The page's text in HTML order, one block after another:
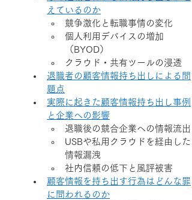
えているのか
競争激化と転職事情の変化
個人利用デバイスの増加
（BYOD）
クラウド・共有ツールの浸透
退職者の顧客情報持ち出しによる問
題点
実際に起きた顧客情報持ち出し事例
と企業への影響
退職後の競合企業への情報流出
USBや私用クラウドを経由した
情報漏洩
社内信頼の低下と風評被害
顧客情報を持ち出す行為はどんな罪
に問われるのか